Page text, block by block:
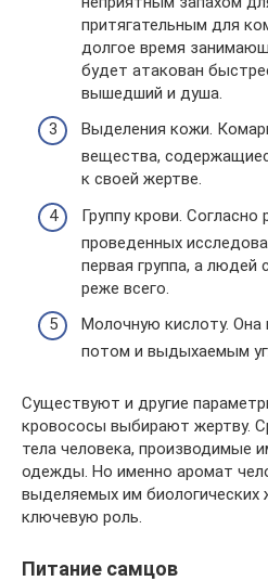
притягательным для
долгое время
будет атакован
вышедший и душа.
Выделения кожи.
вещества,
к своей жертве.
Группу крови. Согласно
проведенных
первая группа, а
реже всего.
Молочную кислоту. Она
потом и выдыхаемым
Существуют и другие
кровососы выбирают жертву.
тела человека, производимые
одежды. Но именно аромат
выделяемых им биологических
ключевую роль.
Питание самцов